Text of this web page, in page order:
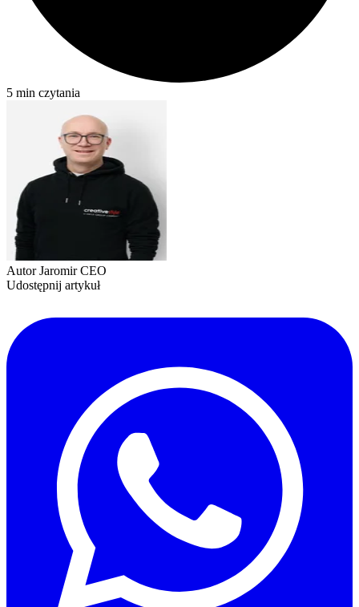
5 min czytania
Autor Jaromir CEO
Udostępnij artykuł